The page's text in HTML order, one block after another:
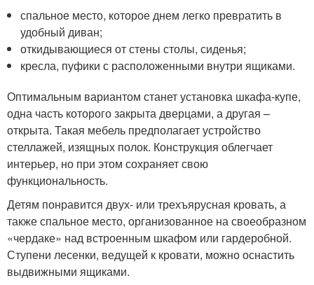
спальное место, которое днем легко превратить в
удобный диван;
откидывающиеся от стены столы, сиденья;
кресла, пуфики с расположенными внутри ящиками.
Оптимальным вариантом станет установка шкафа-купе,
одна часть которого закрыта дверцами, а другая –
открыта. Такая мебель предполагает устройство
стеллажей, изящных полок. Конструкция облегчает
интерьер, но при этом сохраняет свою
функциональность.
Детям понравится двух- или трехъярусная кровать, а
также спальное место, организованное на своеобразном
«чердаке» над встроенным шкафом или гардеробной.
Ступени лесенки, ведущей к кровати, можно оснастить
выдвижными ящиками.